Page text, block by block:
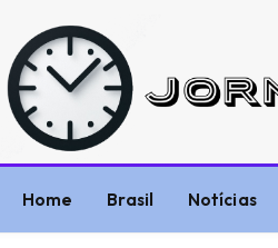
Home Brasil Notícias